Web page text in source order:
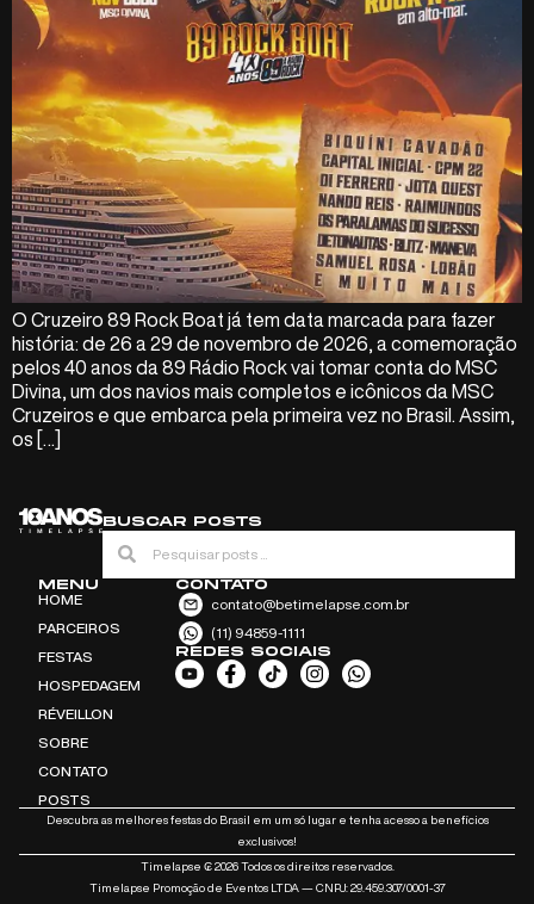
O Cruzeiro 89 Rock Boat já tem data marcada para fazer
história: de 26 a 29 de novembro de 2026, a comemoração
pelos 40 anos da 89 Rádio Rock vai tomar conta do MSC
Divina, um dos navios mais completos e icônicos da MSC
Cruzeiros e que embarca pela primeira vez no Brasil. Assim,
os […]
BUSCAR POSTS
MENU
HOME
PARCEIROS
FESTAS
HOSPEDAGEM
RÉVEILLON
SOBRE
CONTATO
POSTS
CONTATO
contato@betimelapse.com.br
(11) 94859-1111
REDES SOCIAIS
Descubra as melhores festas do Brasil em um só lugar e tenha acesso a benefícios
exclusivos!
Timelapse ₢ 2026 Todos os direitos reservados.
Timelapse Promoção de Eventos LTDA — CNPJ: 29.459.307/0001-37